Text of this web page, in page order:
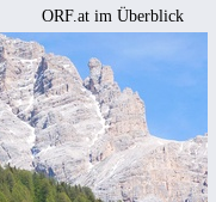
ORF.at im Überblick